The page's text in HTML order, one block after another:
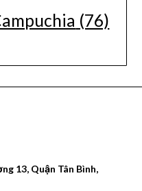
(76)
13, Quận Tân Bình,